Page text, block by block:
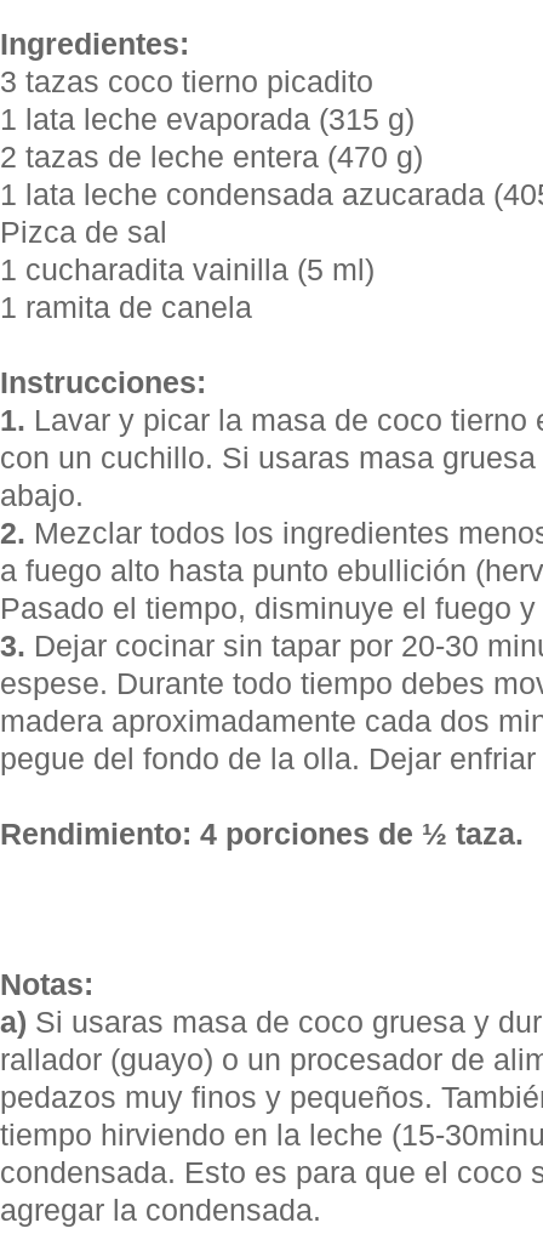
Ingredientes:
3 tazas coco tierno picadito
1 lata leche evaporada (315 g)
2 tazas de leche entera (470 g)
1 lata leche condensada azucarada
Pizca de sal
1 cucharadita vainilla (5 ml)
1 ramita de canela
Instrucciones:
1. Lavar y picar la masa de coco tierno
con un cuchillo. Si usaras masa
abajo.
2. Mezclar todos los ingredientes
a fuego alto hasta punto ebullición
Pasado el tiempo, disminuye el fuego
3. Dejar cocinar sin tapar por 20-30
espese. Durante todo tiempo debes
madera aproximadamente cada dos
pegue del fondo de la olla. Dejar
Rendimiento: 4 porciones de ½ taza.
Notas:
a) Si usaras masa de coco gruesa y
rallador (guayo) o un procesador de
pedazos muy finos y pequeños.
tiempo hirviendo en la leche (15-
condensada. Esto es para que el coco
agregar la condensada.